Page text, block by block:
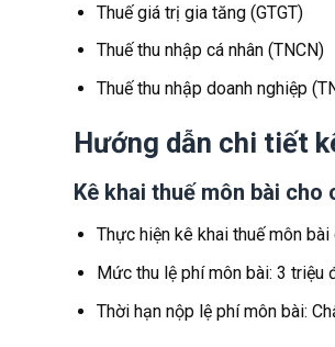
Thuế giá trị gia tăng (GTGT)
Thuế thu nhập cá nhân (TNCN)
Thuế thu nhập doanh nghiệp
Hướng dẫn chi tiết
Kê khai thuế môn bài cho
Thực hiện kê khai thuế môn
Mức thu lệ phí môn bài: 3 triệu
Thời hạn nộp lệ phí môn bài: